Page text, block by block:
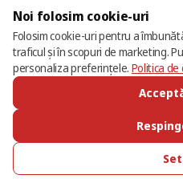
© 2013 –
SUNĂ-NE FAVORITE
Noi folosim cookie-uri
Folosim cookie-uri pentru a
traficul și în scopuri de marketing.
personaliza preferințele. Politica de